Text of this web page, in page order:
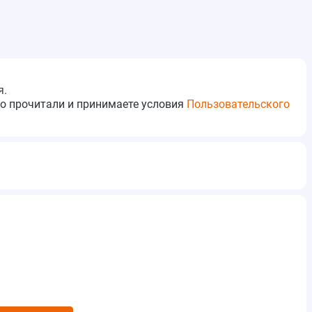
прочитали и принимаете условия Пользовательского